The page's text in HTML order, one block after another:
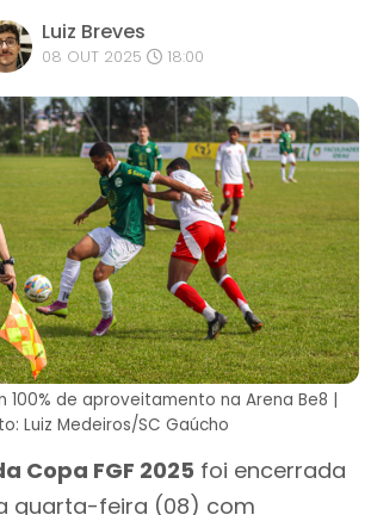
Luiz Breves
08 OUT 2025 18:00
de aproveitamento na Arena Be8 |
Luiz Medeiros/SC Gaúcho
Copa FGF 2025 foi encerrada
quarta-feira (08) com